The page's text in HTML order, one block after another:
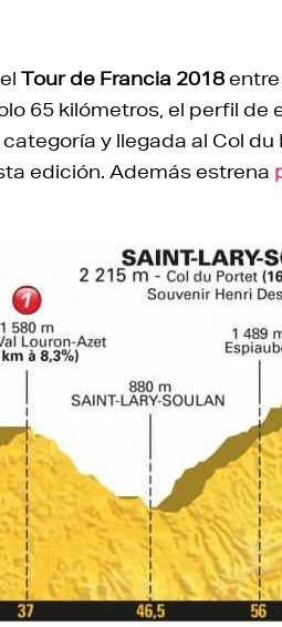
Tour de Francia 2018entre
65 kilómetros, el perfil de
y llegada al Col du
edición. Además estrena